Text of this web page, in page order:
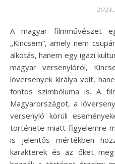
A magyar filmművészet egyik kiemelkedő darabja a
„Kincsem”, amely nem
alkotás, hanem egy igazi
magyar versenylóról,
lóversenyek királya volt,
fontos szimbóluma is. A
Magyarországot, a
versenyló körüli
története miatt figyelemre
is jelentős mértékben
karakterek és az őket